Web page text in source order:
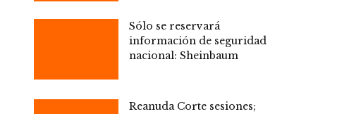
Sólo se reservará
información de seguridad
nacional: Sheinbaum
Reanuda Corte sesiones;